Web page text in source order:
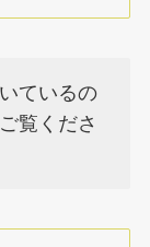
ているの
覧くださ